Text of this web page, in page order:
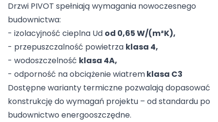
Drzwi PIVOT spełniają wymagania nowoczesnego
budownictwa:
- izolacyjność cieplna Ud od 0,65 W/(m²K),
- przepuszczalność powietrza klasa 4,
- wodoszczelność klasa 4A,
- odporność na obciążenie wiatremklasa C3
Dostępne warianty termiczne pozwalają dopasować
konstrukcję do wymagań projektu – od standardu po
budownictwo energooszczędne.